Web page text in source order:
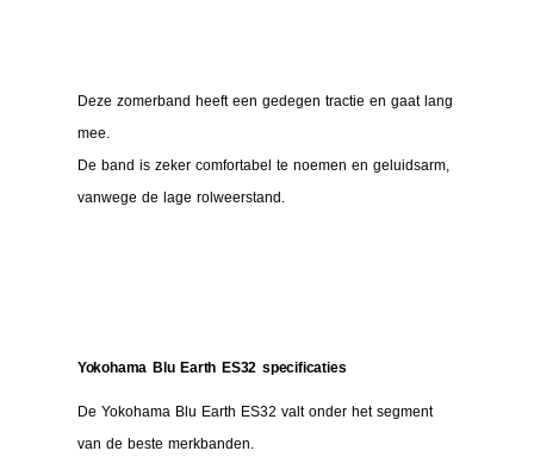
Deze zomerband heeft een gedegen tractie en gaat lang
mee.
De band is zeker comfortabel te noemen en geluidsarm,
vanwege de lage rolweerstand.
Yokohama Blu Earth ES32 specificaties
De Yokohama Blu Earth ES32 valt onder het segment
van de beste merkbanden.